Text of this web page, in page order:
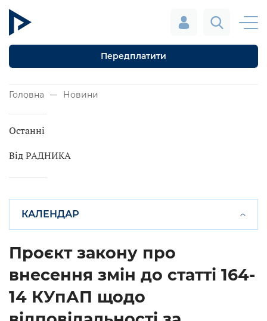
Передплатити
Головна Новини
Останні
Від РАДНИКА
КАЛЕНДАР
Проєкт закону про
внесення змін до статті 164-
14 КУпАП щодо